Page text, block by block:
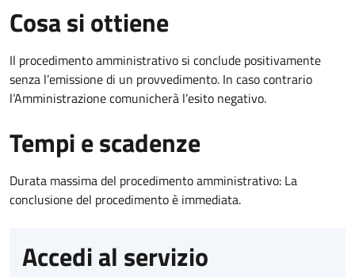
Cosa si ottiene
Il procedimento amministrativo si conclude positivamente
senza l’emissione di un provvedimento. In caso contrario
l’Amministrazione comunicherà l’esito negativo.
Tempi e scadenze
Durata massima del procedimento amministrativo: La
conclusione del procedimento è immediata.
Accedi al servizio